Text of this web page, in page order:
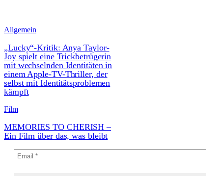
Allgemein
„Lucky“-Kritik: Anya Taylor-
Joy spielt eine Trickbetrügerin
mit wechselnden Identitäten in
einem Apple-TV-Thriller, der
selbst mit Identitätsproblemen
kämpft
Film
MEMORIES TO CHERISH –
Ein Film über das, was bleibt